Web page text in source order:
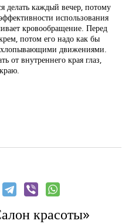
делать каждый вечер, потому
использования
кровообращение. Перед
потом его надо как бы
движениями.
от внутреннего края глаз,
красоты»